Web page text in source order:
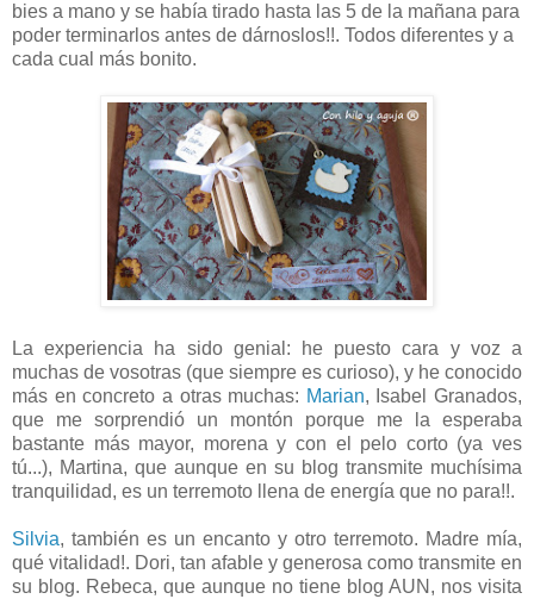
bies a mano y se había tirado hasta las 5 de la mañana para
poder terminarlos antes de dárnoslos!!. Todos diferentes y a
cada cual más bonito.
La experiencia ha sido genial: he puesto cara y voz a
muchas de vosotras (que siempre es curioso), y he conocido
más en concreto a otras muchas: Marian, Isabel Granados,
que me sorprendió un montón porque me la esperaba
bastante más mayor, morena y con el pelo corto (ya ves
tú...), Martina, que aunque en su blog transmite muchísima
tranquilidad, es un terremoto llena de energía que no para!!.
Silvia, también es un encanto y otro terremoto. Madre mía,
qué vitalidad!. Dori, tan afable y generosa como transmite en
su blog. Rebeca, que aunque no tiene blog AUN, nos visita